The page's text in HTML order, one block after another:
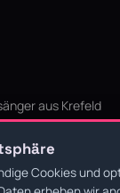
aus Krefeld
für den
Cookies und